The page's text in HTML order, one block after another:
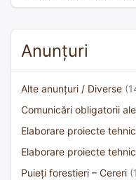
Anunțuri
Alte anunțuri / Diverse
Comunicări obligatorii
Elaborare proiecte
Elaborare proiecte
Puieți forestieri – Cereri